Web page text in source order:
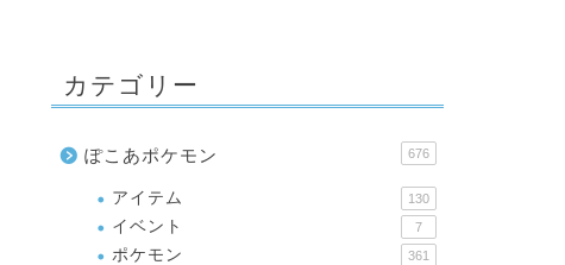
カテゴリー
ぽこあポケモン 676
アイテム 130
イベント 7
ポケモン 361